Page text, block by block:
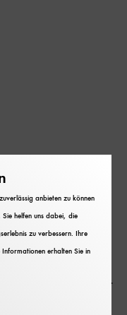
Kolleginnen -
2005.
mit Einstein, von
Wahrheit
1988
anbieten zu können
helfen uns dabei, die
zu verbessern. Ihre
erhalten Sie in